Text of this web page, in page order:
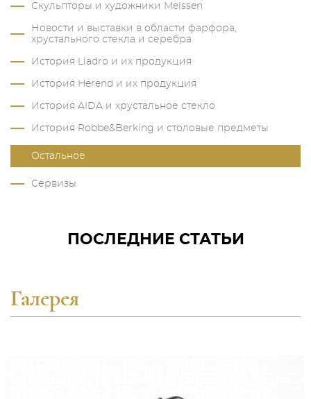
Скульпторы и художники Meissen
Новости и выставки в области фарфора,
хрустального стекла и серебра
История Lladro и их продукция
История Herend и их продукция
История AIDA и хрустальное стекло
История Robbe&Berking и столовые предметы
Остальное
Сервизы
ПОСЛЕДНИЕ СТАТЬИ
Галерея